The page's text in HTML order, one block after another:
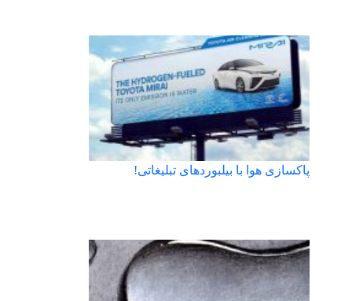
پاکسازی هوا با بیلبوردهای تبلیغاتی!